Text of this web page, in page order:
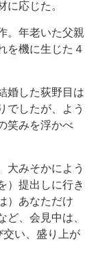
応じた。
。年老いた父親
を機に生じた４
婚した荻野目は
でしたが、よう
笑みを浮かべ
大みそかによう
）提出しに行き
）あなただけ
ど、会見中は、
交い、盛り上が